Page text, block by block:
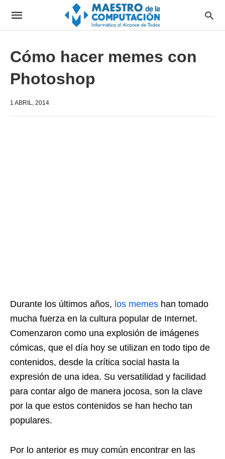
Cómo hacer memes con
Photoshop
1 ABRIL, 2014
Durante los últimos años, los memes han tomado
mucha fuerza en la cultura popular de Internet.
Comenzaron como una explosión de imágenes
cómicas, que el día hoy se utilizan en todo tipo de
contenidos, desde la crítica social hasta la
expresión de una idea. Su versatilidad y facilidad
para contar algo de manera jocosa, son la clave
por la que estos contenidos se han hecho tan
populares.
Por lo anterior es muy común encontrar en las